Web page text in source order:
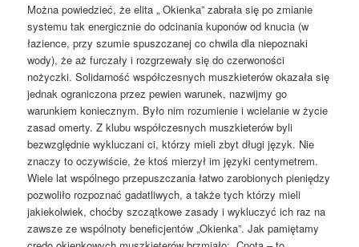
Można powiedzieć, że elita „ Okienka” zabrała się po zmianie
systemu tak energicznie do odcinania kuponów od knucia (w
łazience, przy szumie spuszczanej co chwila dla niepoznaki
wody), że aż furczały i rozgrzewały się do czerwoności
nożyczki. Solidarność współczesnych muszkieterów okazała się
jednak ograniczona przez pewien warunek, nazwijmy go
warunkiem koniecznym. Było nim rozumienie i wcielanie w życie
zasad omerty. Z klubu współczesnych muszkieterów byli
bezwzględnie wykluczani ci, którzy mieli zbyt długi język. Nie
znaczy to oczywiście, że ktoś mierzył im języki centymetrem.
Wiele lat wspólnego przepuszczania łatwo zarobionych pieniędzy
pozwoliło rozpoznać gadatliwych, a także tych którzy mieli
jakiekolwiek, choćby szczątkowe zasady i wykluczyć ich raz na
zawsze ze wspólnoty beneficjentów „Okienka”. Jak pamiętamy